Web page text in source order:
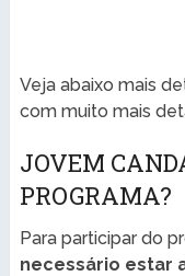
Veja abaixo mais
com muito mais
JOVEM
PROGRAMA?
Para participar do
necessário estar